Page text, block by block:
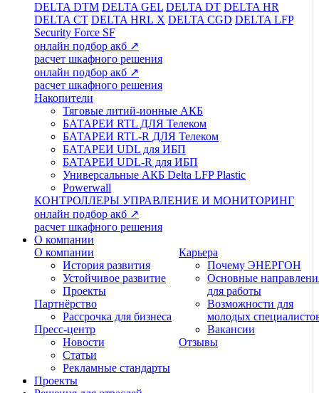
DELTA DTM DELTA GEL DELTA DT DELTA HR
DELTA CT DELTA HRL Х DELTA CGD DELTA LFP
Security Force SF
онлайн подбор акб ↗
расчет шкафного решения
онлайн подбор акб ↗
расчет шкафного решения
Накопители
Тяговые литий-ионные АКБ
БАТАРЕИ RTL ДЛЯ Телеком
БАТАРЕИ RTL-R ДЛЯ Телеком
БАТАРЕИ UDL для ИБП
БАТАРЕИ UDL-R для ИБП
Универсальные АКБ Delta LFP Plastic
Powerwall
КОНТРОЛЛЕРЫ УПРАВЛЕНИЕ И МОНИТОРИНГ
онлайн подбор акб ↗
расчет шкафного решения
О компании
О компании
История развития
Устойчивое развитие
Проекты
Партнёрство
Рассрочка для бизнеса
Пресс-центр
Новости
Статьи
Рекламные стандарты
Карьера
Почему ЭНЕРГОН
Основные
для работы
Возможности для
молодых
Вакансии
Отзывы
Проекты